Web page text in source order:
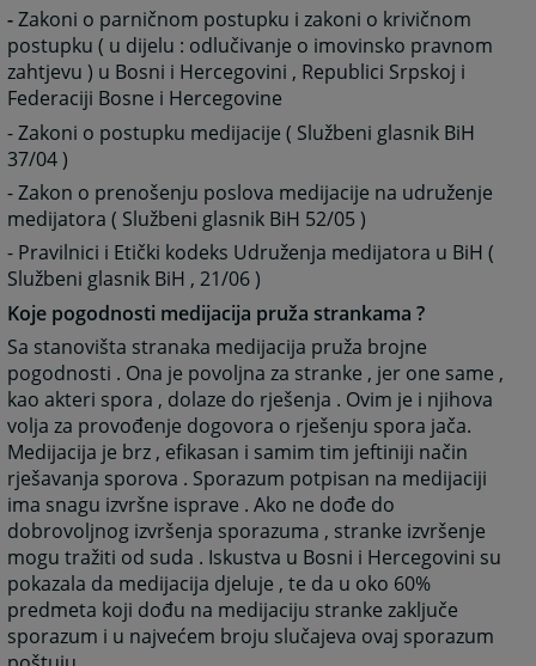
-Zakoni o parničnom postupku i zakoni o krivičnom
postupku ( u dijelu : odlučivanje o imovinsko pravnom
zahtjevu ) u Bosni i Hercegovini , Republici Srpskoj i
Federaciji Bosne i Hercegovine
- Zakoni o postupku medijacije ( Službeni glasnik BiH
37/04 )
- Zakon o prenošenju poslova medijacije na udruženje
medijatora ( Službeni glasnik BiH 52/05 )
- Pravilnici i Etički kodeks Udruženja medijatora u BiH (
Službeni glasnik BiH , 21/06 )
Koje pogodnosti medijacija pruža strankama ?
Sa stanovišta stranaka medijacija pruža brojne
pogodnosti . Ona je povoljna za stranke , jer one same ,
kao akteri spora , dolaze do rješenja . Ovim je i njihova
volja za provođenje dogovora o rješenju spora jača.
Medijacija je brz , efikasan i samim tim jeftiniji način
rješavanja sporova . Sporazum potpisan na medijaciji
ima snagu izvršne isprave . Ako ne dođe do
dobrovoljnog izvršenja sporazuma , stranke izvršenje
mogu tražiti od suda . Iskustva u Bosni i Hercegovini su
pokazala da medijacija djeluje , te da u oko 60%
predmeta koji dođu na medijaciju stranke zaključe
sporazum i u najvećem broju slučajeva ovaj sporazum